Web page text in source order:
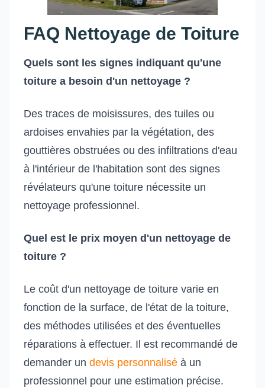
FAQ Nettoyage de Toiture
Quels sont les signes indiquant qu'une
toiture a besoin d'un nettoyage ?
Des traces de moisissures, des tuiles ou
ardoises envahies par la végétation, des
gouttières obstruées ou des infiltrations d'eau
à l'intérieur de l'habitation sont des signes
révélateurs qu'une toiture nécessite un
nettoyage professionnel.
Quel est le prix moyen d'un nettoyage de
toiture ?
Le coût d'un nettoyage de toiture varie en
fonction de la surface, de l'état de la toiture,
des méthodes utilisées et des éventuelles
réparations à effectuer. Il est recommandé de
demander un devis personnalisé à un
professionnel pour une estimation précise.